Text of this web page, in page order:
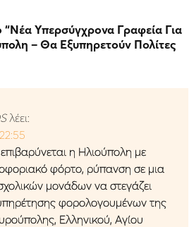
“Νέα Υπερσύγχρονα Γραφεία Για
– Θα Εξυπηρετούν Πολίτες
λέει:
επιβαρύνεται η Ηλιούπολη με
φόρτο, ρύπανση σε μια
μονάδων να στεγάζει
φορολογουμένων της
Ελληνικού, Αγίου